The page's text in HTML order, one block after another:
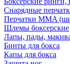
Снарядные
Перчатки MMA
Шлемы боксерские
Лапы, пады,
Бинты для бокса
Капы для бокса